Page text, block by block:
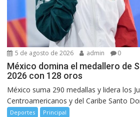
5 de agosto de 2026 admin 0
México domina el medallero de
2026 con 128 oros
México suma 290 medallas y lidera los
Centroamericanos y del Caribe Santo
Deportes Principal